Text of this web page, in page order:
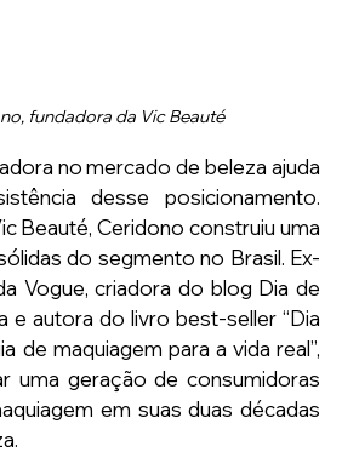
fundadora da Vic Beauté
no mercado de beleza ajuda
desse posicionamento.
Beauté, Ceridono construiu uma
do segmento no Brasil. Ex-
Vogue, criadora do blog Dia de
e autora do livro best-seller “Dia
de maquiagem para a vida real”,
uma geração de consumidoras
em suas duas décadas